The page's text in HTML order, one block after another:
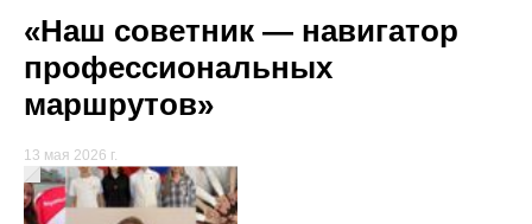
«Наш советник — навигатор
профессиональных
маршрутов»
13 мая 2026 г.